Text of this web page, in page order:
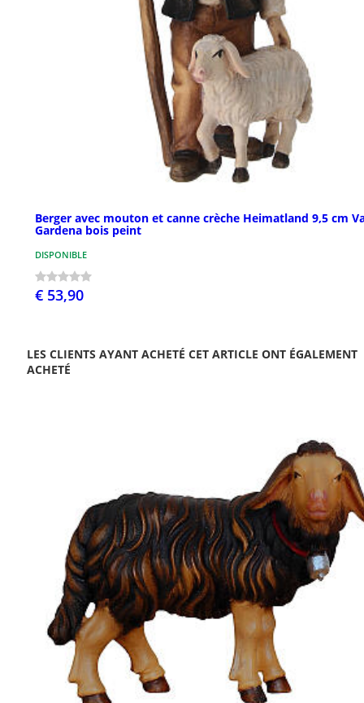
Berger avec mouton et canne crèche Heimatland 9,5 cm
Gardena bois peint
DISPONIBLE
€ 53,90
LES CLIENTS AYANT ACHETÉ CET ARTICLE ONT ÉGALEMENT
ACHETÉ